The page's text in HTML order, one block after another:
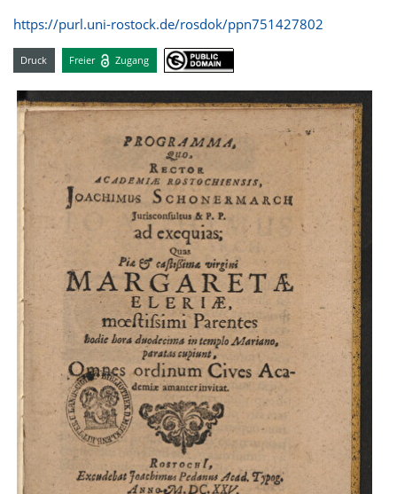
https://purl.uni-rostock.de/rosdok/ppn751427802
Druck Freier Zugang